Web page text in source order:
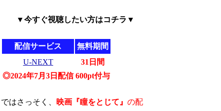
▼今すぐ視聴したい方はコチラ▼
配信サービス
無料期間
U-NEXT
◎2024年7月3日配信
31日間
600pt付与
ではさっそく、 映画『瞳をとじて』の配